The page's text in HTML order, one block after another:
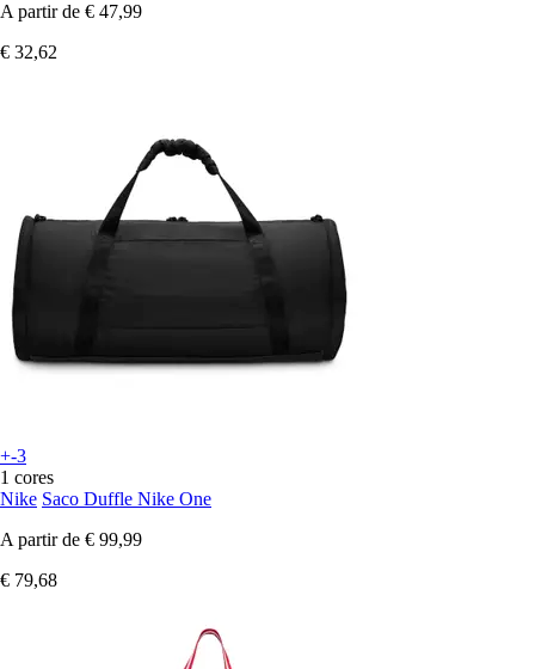
A partir de € 47,99
€ 32,62
+-3
1 cores
Nike Saco Duffle Nike One
A partir de € 99,99
€ 79,68